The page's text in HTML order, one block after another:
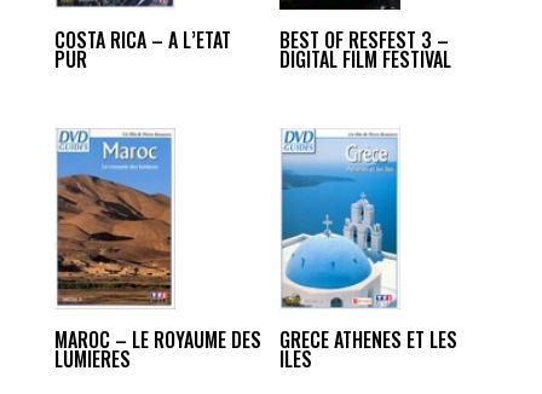
COSTA RICA – A L’ETAT
PUR
BEST OF RESFEST 3 –
DIGITAL FILM FESTIVAL
MAROC – LE ROYAUME DES
LUMIERES
GRECE ATHENES ET LES
ILES